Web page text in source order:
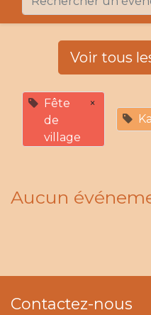
Voir tous
Fête
de
village
×
Aucun
Contactez-nous